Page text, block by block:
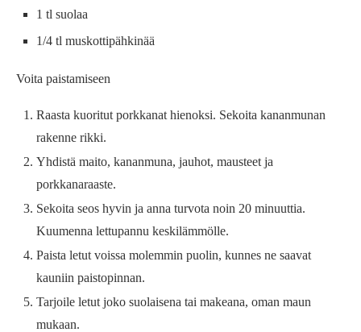
1 tl suolaa
1/4 tl muskottipähkinää
Voita paistamiseen
Raasta kuoritut porkkanat hienoksi. Sekoita kananmunan
rakenne rikki.
Yhdistä maito, kananmuna, jauhot, mausteet ja
porkkanaraaste.
Sekoita seos hyvin ja anna turvota noin 20 minuuttia.
Kuumenna lettupannu keskilämmölle.
Paista letut voissa molemmin puolin, kunnes ne saavat
kauniin paistopinnan.
Tarjoile letut joko suolaisena tai makeana, oman maun
mukaan.